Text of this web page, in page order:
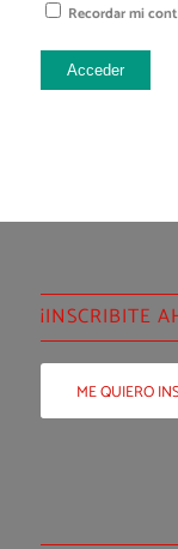
Recordar mi
Acceder
¡INSCRIBITE
ME QUIERO